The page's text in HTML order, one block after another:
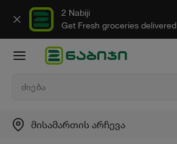
2 Nabiji
Get Fresh groceries delivered
მისამართის არჩევა